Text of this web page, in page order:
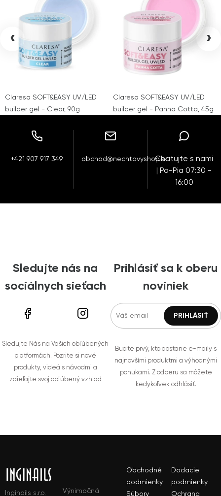
Claresa SOFT&EASY UV/LED
builder gel - Clear, 90g
Claresa SOFT&EASY UV/LED
builder gel - Panna Cotta, 45g
‹ ›
+421 907 917 349 obchod@nechtovyshop.skChatujte s nami
| Po-Pia 07:30 -
16:00
Sledujte nás na
sociálnych sieťach
Sledujte Nás na Vašich obľúbených
platformách. Pozrite si nové
produkty, videá s návodmi a
zdieľajte svoj obľúbený vzhľad
Prihlásiť sa k oberu
noviniek
Buďte prvý, kto dostane e-maily s
najnovšími produktmi a výhodnými
ponukami. Z odberu sa môžete
kedykoľvek odhlásiť.
Inginails s.r.o. Výnimočná
Obchodné
podmienky
Dodacie
podmienky
Súbory
Ochrana